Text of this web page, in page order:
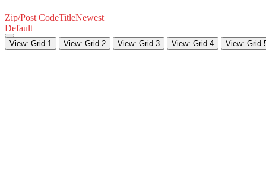
Zip/Post CodeTitleNewest
Default
View: Grid 1 View: Grid 2 View: Grid 3 View: Grid 4 View: Grid